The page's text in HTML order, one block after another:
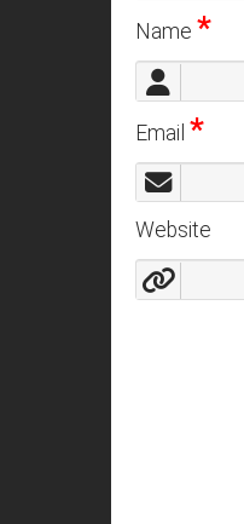
Name *
Email *
Website